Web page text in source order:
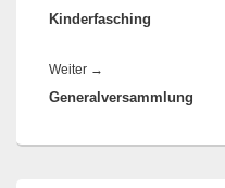
Beitrag:
Kinderfasching
Weiter →
Beitrag:
Generalversammlung